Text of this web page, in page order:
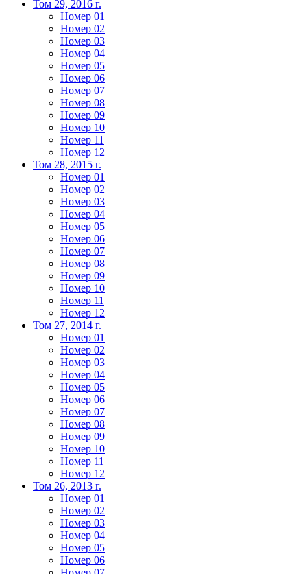
Том 29, 2016 г.
Номер 01
Номер 02
Номер 03
Номер 04
Номер 05
Номер 06
Номер 07
Номер 08
Номер 09
Номер 10
Номер 11
Номер 12
Том 28, 2015 г.
Номер 01
Номер 02
Номер 03
Номер 04
Номер 05
Номер 06
Номер 07
Номер 08
Номер 09
Номер 10
Номер 11
Номер 12
Том 27, 2014 г.
Номер 01
Номер 02
Номер 03
Номер 04
Номер 05
Номер 06
Номер 07
Номер 08
Номер 09
Номер 10
Номер 11
Номер 12
Том 26, 2013 г.
Номер 01
Номер 02
Номер 03
Номер 04
Номер 05
Номер 06